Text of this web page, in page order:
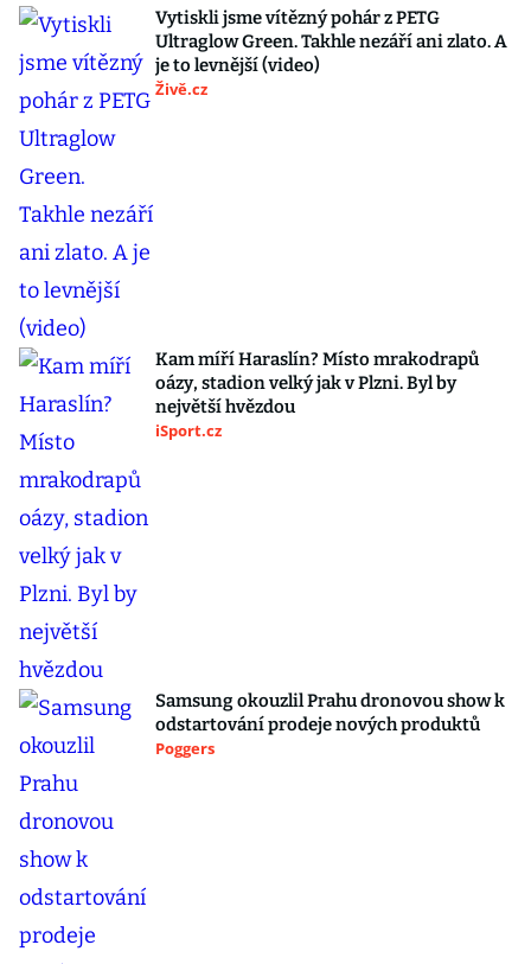
Vytiskli jsme vítězný pohár z PETG
Ultraglow Green. Takhle nezáří ani zlato. A
je to levnější (video)
Živě.cz
Kam míří Haraslín? Místo mrakodrapů
oázy, stadion velký jak v Plzni. Byl by
největší hvězdou
iSport.cz
Samsung okouzlil Prahu dronovou show k
odstartování prodeje nových produktů
Poggers